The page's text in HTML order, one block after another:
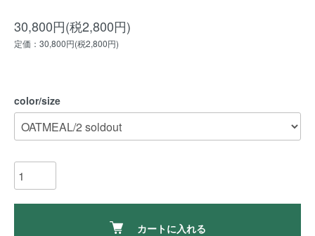
30,800円(税2,800円)
定価：30,800円(税2,800円)
color/size
カートに入れる